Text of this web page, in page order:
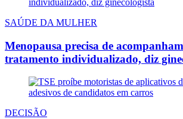
SAÚDE DA MULHER
Menopausa precisa de
tratamento individualizado, diz
DECISÃO